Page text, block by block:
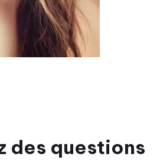
des questions